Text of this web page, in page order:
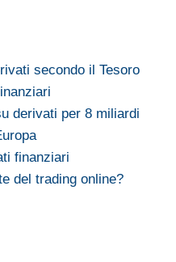
secondo il Tesoro
derivati per 8 miliardi
finanziari
del trading online?